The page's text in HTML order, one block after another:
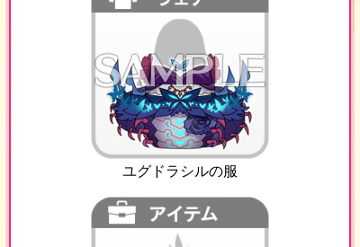
ユグドラシルの服